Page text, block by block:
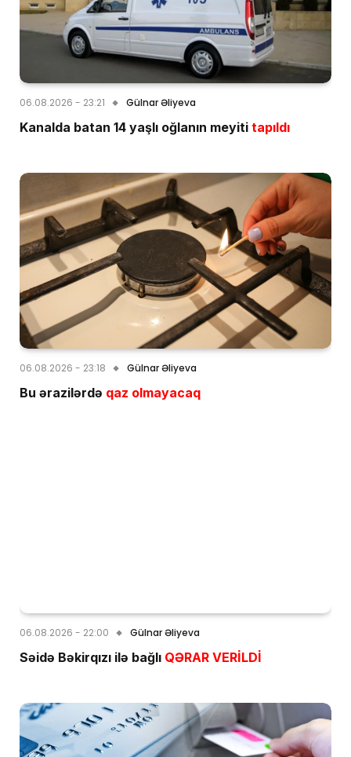
06.08.2026 - 23:21 Gülnar Əliyeva
Kanalda batan 14 yaşlı oğlanın meyiti tapıldı
06.08.2026 - 23:18 Gülnar Əliyeva
Bu ərazilərdə qaz olmayacaq
06.08.2026 - 22:00 Gülnar Əliyeva
Səidə Bəkirqızı ilə bağlı QƏRAR VERİLDİ